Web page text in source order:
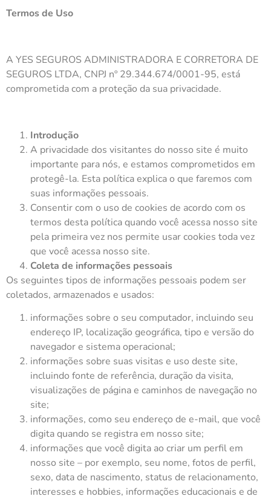
Termos de Uso
A YES SEGUROS ADMINISTRADORA E CORRETORA DE
SEGUROS LTDA, CNPJ nº 29.344.674/0001-95, está
comprometida com a proteção da sua privacidade.
Introdução
A privacidade dos visitantes do nosso site é muito
importante para nós, e estamos comprometidos em
protegê-la. Esta política explica o que faremos com
suas informações pessoais.
Consentir com o uso de cookies de acordo com os
termos desta política quando você acessa nosso site
pela primeira vez nos permite usar cookies toda vez
que você acessa nosso site.
Coleta de informações pessoais
Os seguintes tipos de informações pessoais podem ser
coletados, armazenados e usados:
informações sobre o seu computador, incluindo seu
endereço IP, localização geográfica, tipo e versão do
navegador e sistema operacional;
informações sobre suas visitas e uso deste site,
incluindo fonte de referência, duração da visita,
visualizações de página e caminhos de navegação no
site;
informações, como seu endereço de e-mail, que você
digita quando se registra em nosso site;
informações que você digita ao criar um perfil em
nosso site – por exemplo, seu nome, fotos de perfil,
sexo, data de nascimento, status de relacionamento,
interesses e hobbies, informações educacionais e de